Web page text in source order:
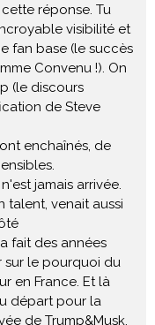
réponse. Tu
visibilité et
fan base (le succès
Convenu !). On
(le discours
de Steve
enchaînés, de
jamais arrivée.
talent, venait aussi
fait des années
sur le pourquoi du
en France. Et là
départ pour la
de Trump&Musk.